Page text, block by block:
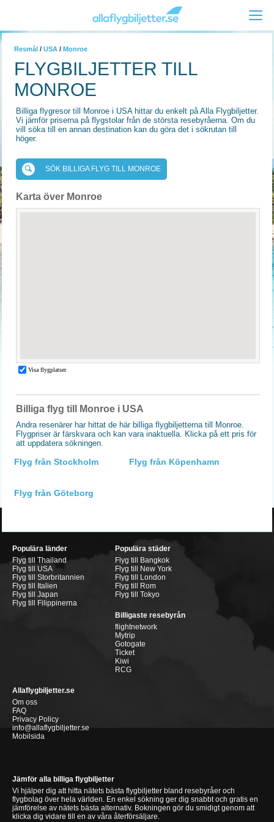
Resmål / USA / Monroe
FLYGBILJETTER TILL
MONROE
Billiga flygresor till Monroe i USA hittar du enkelt på Alla Flygbiljetter.
Vi jämför priserna på flygstolar från de största resebyråerna. Om du
vill söka till en annan destination kan du göra det i sökrutan till
höger.
SÖK BILLIGA FLYG TILL MONROE
Karta över Monroe
Billiga flyg till Monroe i USA
Andra resenärer har hittat de här billiga flygbiljetterna till Monroe.
Flygpriser är färskvara och kan vara inaktuella. Klicka på ett pris för
att uppdatera sökningen.
Flyg från Stockholm Flyg från Köpenhamn
Flyg från Göteborg
Populära länder
Flyg till Thailand
Flyg till USA
Flyg till Storbritannien
Flyg till Italien
Flyg till Japan
Flyg till Filippinerna
Populära städer
Flyg till Bangkok
Flyg till New York
Flyg till London
Flyg till Rom
Flyg till Tokyo
Billigaste resebyrån
flightnetwork
Mytrip
Gotogate
Ticket
Kiwi
RCG
Allaflygbiljetter.se
Om oss
FAQ
Privacy Policy
info@allaflygbiljetter.se
Mobilsida
Jämför alla billiga flygbiljetter
Vi hjälper dig att hitta nätets bästa flygbiljetter bland resebyråer och
flygbolag över hela världen. En enkel sökning ger dig snabbt och gratis en
jämförelse av nätets bästa alternativ. Bokningen gör du smidigt genom att
klicka dig vidare till en av våra återförsäljare.